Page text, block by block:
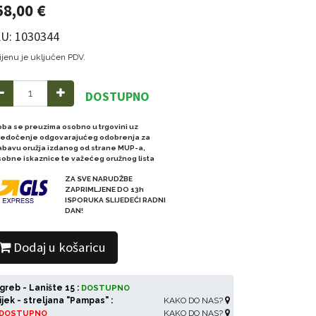
€
1030344
je uključen PDV.
DOSTUPNO
se preuzima osobno u trgovini uz
odgovarajućeg odobrenja za
oružja izdanog od strane MUP-a,
iskaznice te važećeg oružnog lista
ZA SVE NARUDŽBE
ZAPRIMLJENE DO 13h
ISPORUKA SLIJEDEĆI RADNI
DAN!
Dodaj u košaricu
- Lanište 15 : DOSTUPNO
KAKO DO NAS?
- streljana "Pampas" :
KAKO DO NAS?